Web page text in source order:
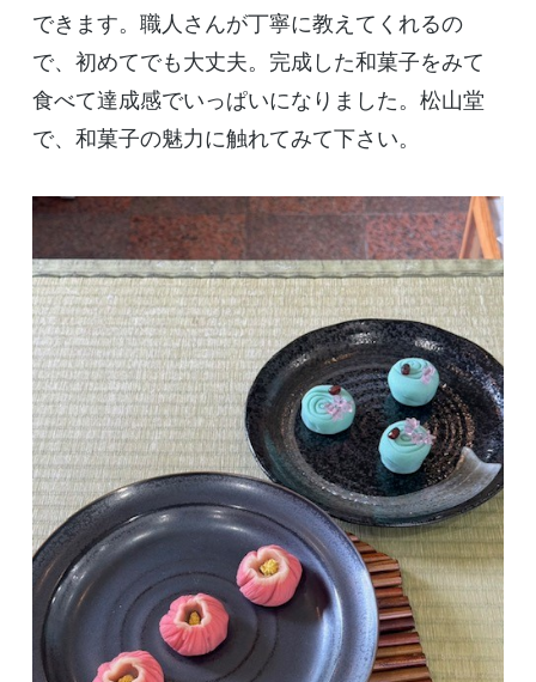
できます。職人さんが丁寧に教えてくれるの
で、初めてでも大丈夫。完成した和菓子をみて
食べて達成感でいっぱいになりました。松山堂
で、和菓子の魅力に触れてみて下さい。